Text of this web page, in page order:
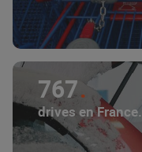
767
drives en France.